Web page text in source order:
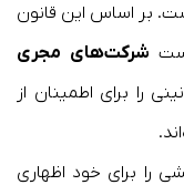
بر اساس این قانون
شرکت‌های مجری
را برای اطمینان از
را برای خود اظهاری